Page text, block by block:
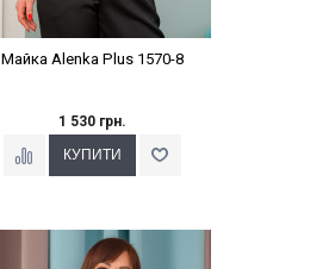
Майка Alenka Plus 1570-8
1 530 грн.
Наклейки Варіант з %